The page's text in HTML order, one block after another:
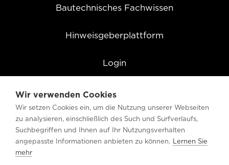
Bautechnisches Fachwissen
Hinweisgeberplattform
Login
Cookie Einstellungen
Wir verwenden Cookies
Wir setzen Cookies ein, um die Nutzung unserer Webseiten
zu analysieren, einschließlich des Such und Surfverlaufs,
Suchbegriffen und Ihnen auf Ihr Nutzungsverhalten
angepasste Informationen anbieten zu können. Lernen Sie
mehr